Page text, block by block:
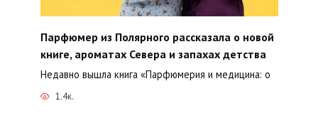
Парфюмер из Полярного рассказала о новой
книге, ароматах Севера и запахах детства
Недавно вышла книга «Парфюмерия и медицина: о
1.4к.